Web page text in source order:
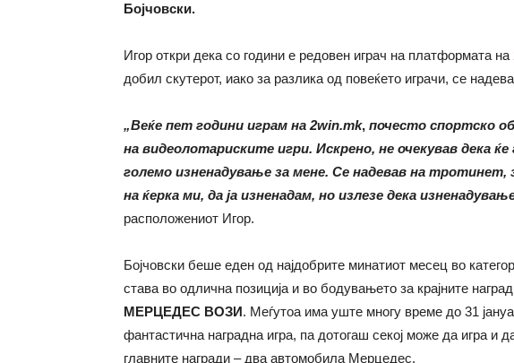
Бојчовски.
Игор откри дека со години е редовен играч на платформата на
добил скутерот, иако за разлика од повеќето играчи, се
„Веќе пет години играм на 2win.mk, почесто спортско
на видеолотариските игри. Искрено, не очекував дека
големо изненадување за мене. Се надевав на
на ќерка ми, да ја изненадам, но излезе дека
расположениот Игор.
Бојчовски беше еден од најдобрите минатиот месец во
става во одлична позиција и во бодувањето за крајните
МЕРЦЕДЕС ВОЗИ. Меѓутоа има уште многу време до 31
фантастична наградна игра, па дотогаш секој може да игра и
главните награди – два автомобила Мерцедес.